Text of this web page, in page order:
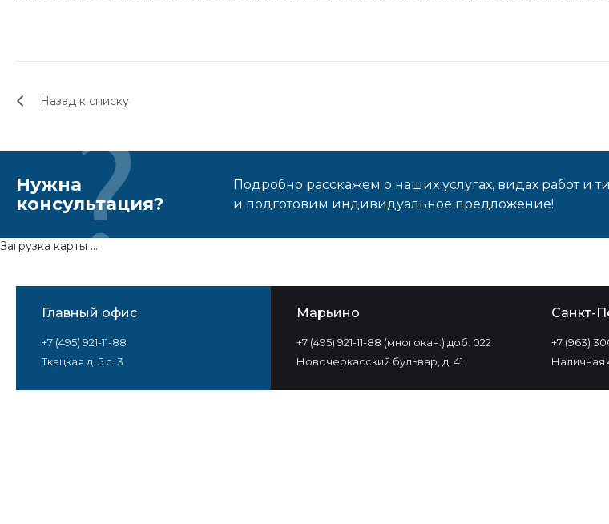
Назад к списку
Нужна
консультация?
Подробно расскажем о наших услугах, видах работ и
и подготовим индивидуальное предложение!
Главный офис
+7 (495) 921-11-88
Ткацкая д. 5 с. 3
Марьино
+7 (495) 921-11-88 (многокан.) доб. 022
Новочеркасский бульвар, д. 41
Санкт-
+7 (963)
Наличная
Загрузка карты ...